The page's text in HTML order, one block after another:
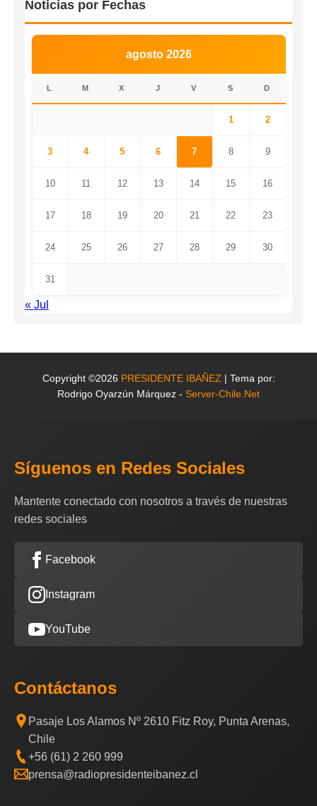
Noticias por Fechas
agosto 2026
L M X J V S D
1 2
3 4 5 6 7 8 9
10 11 12 13 14 15 16
17 18 19 20 21 22 23
24 25 26 27 28 29 30
31
« Jul
Copyright ©2026 PRESIDENTE IBAÑEZ | Tema por:
Rodrigo Oyarzún Márquez - Server-Chile.Net
Síguenos en Redes Sociales
Mantente conectado con nosotros a través de nuestras
redes sociales
Facebook
Instagram
YouTube
Contáctanos
Pasaje Los Alamos Nº 2610 Fitz Roy, Punta Arenas,
Chile
+56 (61) 2 260 999
prensa@radiopresidenteibanez.cl